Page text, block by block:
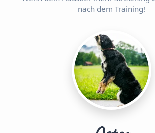
nach dem Training!